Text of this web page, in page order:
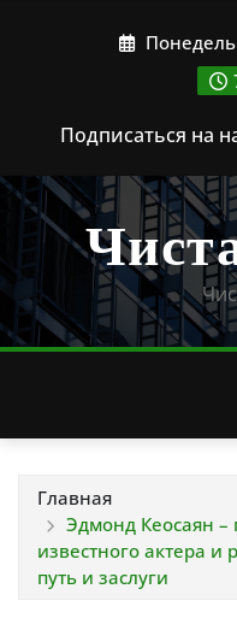
Подписаться на
Главная
Эдмонд Кеосаян –
известного актера и
путь и заслуги